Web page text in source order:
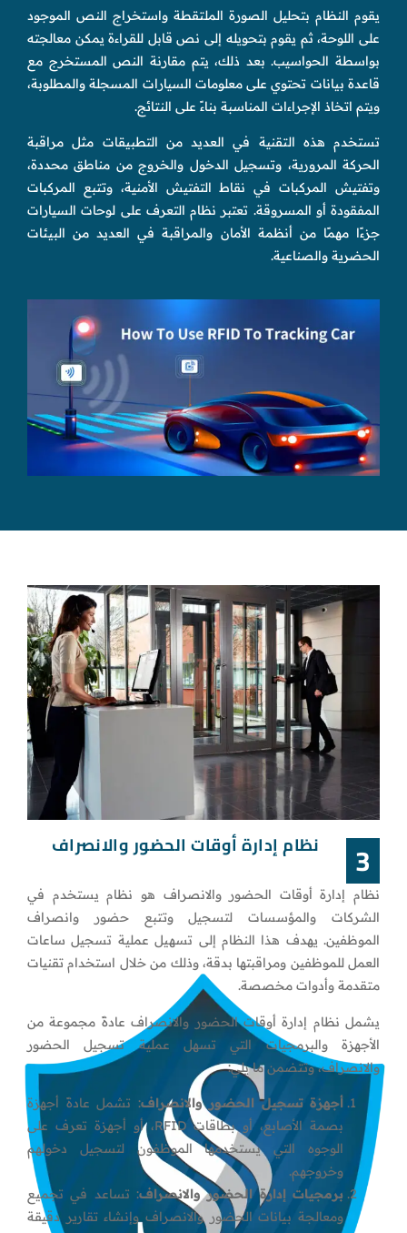
يقوم النظام بتحليل الصورة الملتقطة واستخراج النص الموجود
على اللوحة، ثم يقوم بتحويله إلى نص قابل للقراءة يمكن معالجته
بواسطة الحواسيب. بعد ذلك، يتم مقارنة النص المستخرج مع
قاعدة بيانات تحتوي على معلومات السيارات المسجلة والمطلوبة،
ويتم اتخاذ الإجراءات المناسبة بناءً على النتائج.
تستخدم هذه التقنية في العديد من التطبيقات مثل مراقبة
الحركة المرورية، وتسجيل الدخول والخروج من مناطق محددة،
وتفتيش المركبات في نقاط التفتيش الأمنية، وتتبع المركبات
المفقودة أو المسروقة. تعتبر نظام التعرف على لوحات السيارات
جزءًا مهمًا من أنظمة الأمان والمراقبة في العديد من البيئات
الحضرية والصناعية.
3 نظام إدارة أوقات الحضور والانصراف
نظام إدارة أوقات الحضور والانصراف هو نظام يستخدم في
الشركات والمؤسسات لتسجيل وتتبع حضور وانصراف
الموظفين. يهدف هذا النظام إلى تسهيل عملية تسجيل ساعات
العمل للموظفين ومراقبتها بدقة، وذلك من خلال استخدام تقنيات
متقدمة وأدوات مخصصة.
يشمل نظام إدارة أوقات الحضور والانصراف عادةً مجموعة من
الأجهزة والبرمجيات التي تسهل عملية تسجيل الحضور
والانصراف، وتتضمن ما يلي:
أجهزة تسجيل الحضور والانصراف: تشمل عادةً أجهزة
بصمة الأصابع، أو بطاقات RFID، أو أجهزة تعرف على
الوجوه التي يستخدمها الموظفون لتسجيل دخولهم
وخروجهم.
برمجيات إدارة الحضور والانصراف: تساعد في تجميع
ومعالجة بيانات الحضور والانصراف وإنشاء تقارير دقيقة